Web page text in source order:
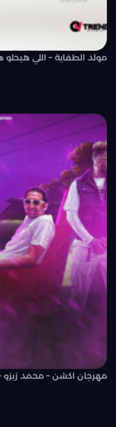
مولد الطفاية – اللي
مهرجان اكشن – محمد زيزو